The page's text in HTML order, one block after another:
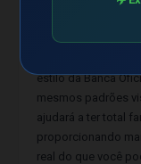
padrões da Banca
preparado(a).
estilo da Banca
mesmos padrões
ajudará a ter total
proporcionando
real do que você